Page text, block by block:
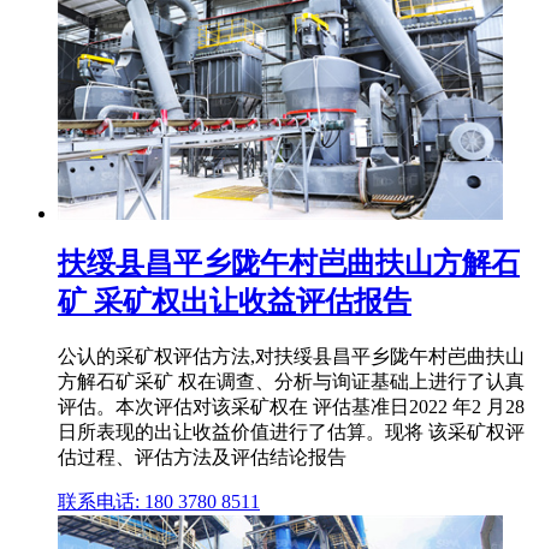
扶绥县昌平乡陇午村岜曲扶山方解石
矿 采矿权出让收益评估报告
公认的采矿权评估方法,对扶绥县昌平乡陇午村岜曲扶山
方解石矿采矿 权在调查、分析与询证基础上进行了认真
评估。本次评估对该采矿权在 评估基准日2022 年2 月28
日所表现的出让收益价值进行了估算。现将 该采矿权评
估过程、评估方法及评估结论报告
联系电话: 180 3780 8511